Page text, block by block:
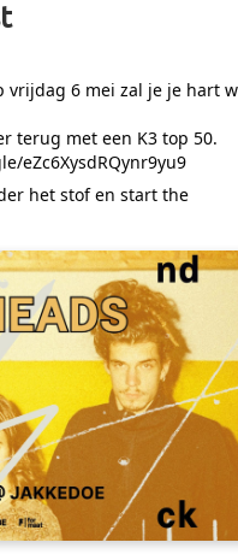
vrijdag 6 mei zal je je hart
terug met een K3 top 50.
eZc6XysdRQynr9yu9
het stof en start the